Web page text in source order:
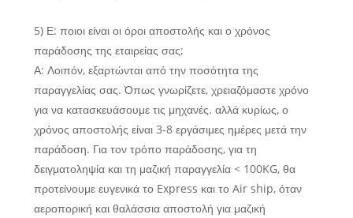
5) Ε: ποιοι είναι οι όροι αποστολής και ο χρόνος
παράδοσης της εταιρείας σας;
Α: Λοιπόν, εξαρτώνται από την ποσότητα της
παραγγελίας σας. Όπως γνωρίζετε, χρειαζόμαστε χρόνο
για να κατασκευάσουμε τις μηχανές. αλλά κυρίως, ο
χρόνος αποστολής είναι 3-8 εργάσιμες ημέρες μετά την
παράδοση. Για τον τρόπο παράδοσης, για τη
δειγματοληψία και τη μαζική παραγγελία < 100KG, θα
προτείνουμε ευγενικά το Express και το Air ship, όταν
αεροπορική και θαλάσσια αποστολή για μαζική